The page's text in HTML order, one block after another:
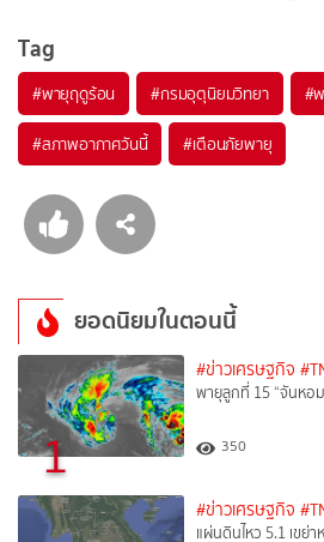
Tag
#พายุฤดูร้อน #กรมอุตุนิยมวิทยา #
#สภาพอากาศวันนี้ #เตือนภัยพายุ
ยอดนิยมในตอนนี้
1
#ข่าวเศรษฐกิจ
พายุลูกที่ 15 “จันหอ
350
#ข่าวเศรษฐกิจ
แผ่นดินไหว 5.1 เขย่า